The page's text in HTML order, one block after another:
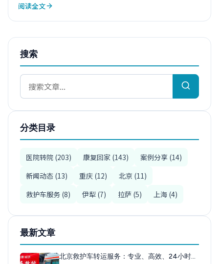
阅读全文
搜索
分类目录
医院转院 (203) 康复回家 (143)
案例分享 (14)
新闻动态 (13)
重庆 (12)
北京 (11)
救护车服务 (8)
伊犁 (7) 拉萨 (5) 上海 (4)
最新文章
北京救护车转运服务：专业、高效、24小时…